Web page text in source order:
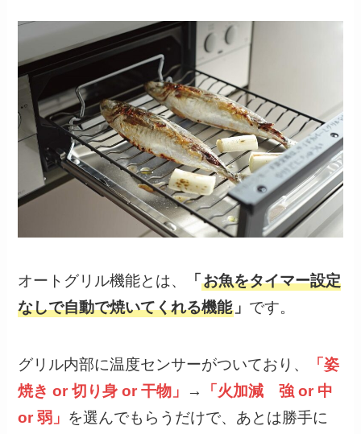
オートグリル機能とは、 「お魚をタイマー設定
なしで自動で焼いてくれる機能 」 です。
グリル内部に温度センサーがついており、
「姿
焼き or 切り身 or 干物」
→
「火加減 強 or 中
or 弱」 を選んでもらうだけで、あとは勝手に